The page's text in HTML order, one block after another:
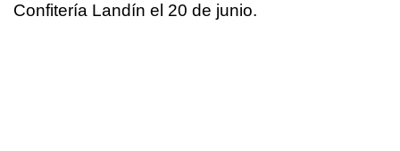
Confitería Landín el 20 de junio.